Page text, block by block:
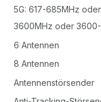
5G: 617-685MHz
3600MHz oder
6 Antennen
8 Antennen
Antennenstörsender